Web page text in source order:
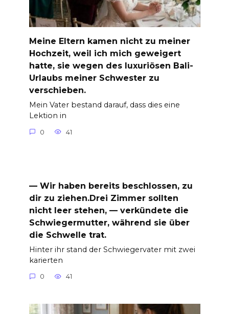
Meine Eltern kamen nicht zu meiner
Hochzeit, weil ich mich geweigert
hatte, sie wegen des luxuriösen Bali-
Urlaubs meiner Schwester zu
verschieben.
Mein Vater bestand darauf, dass dies eine
Lektion in
0 41
— Wir haben bereits beschlossen, zu
dir zu ziehen.Drei Zimmer sollten
nicht leer stehen, — verkündete die
Schwiegermutter, während sie über
die Schwelle trat.
Hinter ihr stand der Schwiegervater mit zwei
karierten
0 41